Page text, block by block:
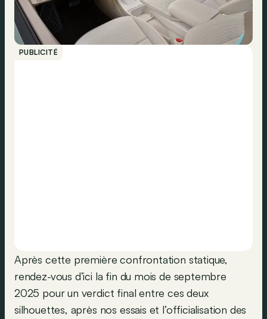
PUBLICITÉ
Après cette première confrontation statique,
rendez-vous d’ici la fin du mois de septembre
2025 pour un verdict final entre ces deux
silhouettes, après nos essais et l’officialisation des